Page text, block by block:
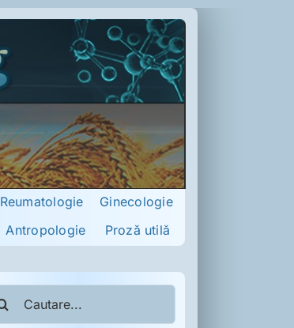
Reumatologie
Ginecologie
Antropologie Proză utilă